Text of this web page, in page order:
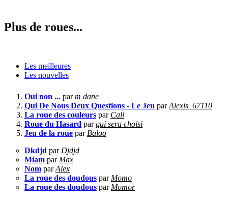
Plus de roues...
Les meilleures
Les nouvelles
Oui non ... parm dane
Qui De Nous Deux Questions - Le Jeu parAlexis_67110
La roue des couleurs par Cali
Roue du Hasard parqui sera choisi
Jeu de la roue par Baloo
Dkdjd par Djdjd
Miam par Max
Nom parAlex
La roue des doudous par Momo
La roue des doudous par Momor